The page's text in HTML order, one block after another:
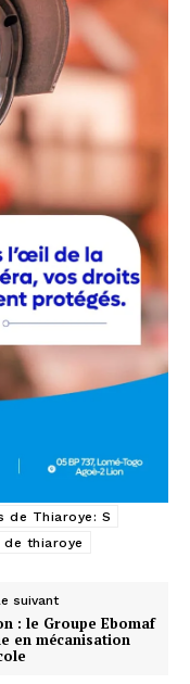
de Thiaroye: S
thiaroye
suivant
: le Groupe Ebomaf
en mécanisation